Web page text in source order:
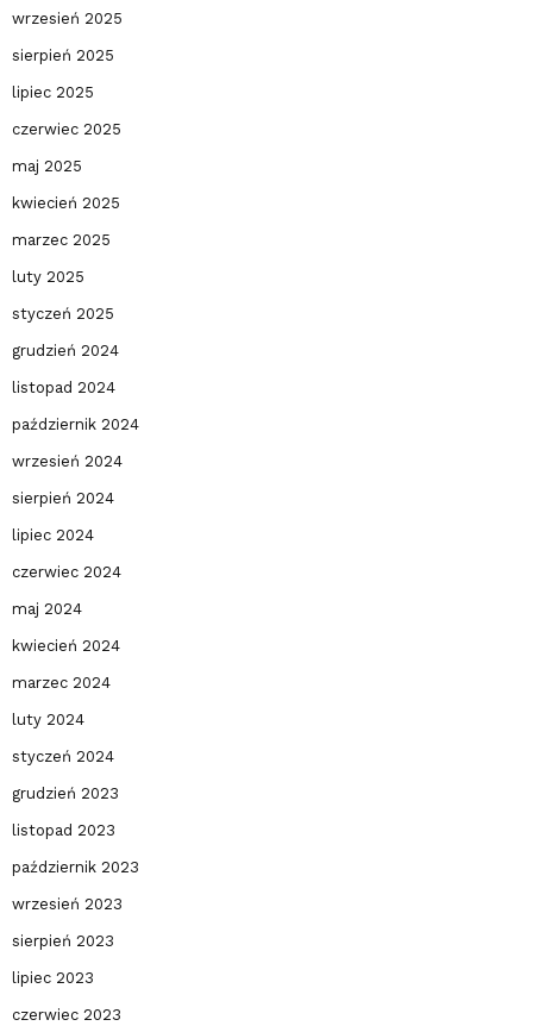
wrzesień 2025
sierpień 2025
lipiec 2025
czerwiec 2025
maj 2025
kwiecień 2025
marzec 2025
luty 2025
styczeń 2025
grudzień 2024
listopad 2024
październik 2024
wrzesień 2024
sierpień 2024
lipiec 2024
czerwiec 2024
maj 2024
kwiecień 2024
marzec 2024
luty 2024
styczeń 2024
grudzień 2023
listopad 2023
październik 2023
wrzesień 2023
sierpień 2023
lipiec 2023
czerwiec 2023